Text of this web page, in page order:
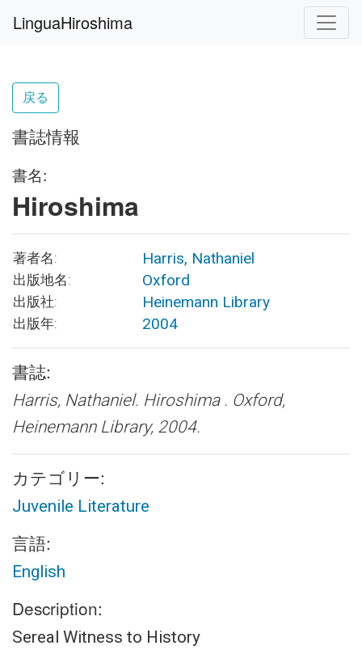
LinguaHiroshima
戻る
書誌情報
書名:
Hiroshima
著者名: Harris, Nathaniel
出版地名: Oxford
出版社: Heinemann Library
出版年: 2004
書誌:
Harris, Nathaniel. Hiroshima . Oxford,
Heinemann Library, 2004.
カテゴリー:
Juvenile Literature
言語:
English
Description:
Sereal Witness to History